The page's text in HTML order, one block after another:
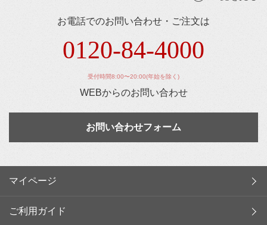
お電話でのお問い合わせ・ご注文は
0120-84-4000
受付時間8:00〜20:00(年始を除く)
WEBからのお問い合わせ
お問い合わせフォーム
マイページ
ご利用ガイド